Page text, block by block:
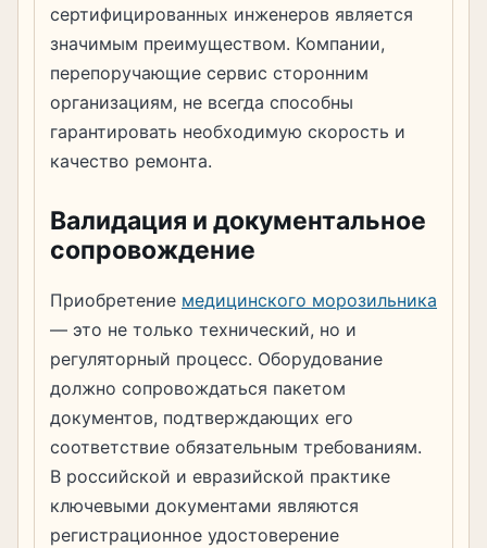
сертифицированных инженеров является
значимым преимуществом. Компании,
перепоручающие сервис сторонним
организациям, не всегда способны
гарантировать необходимую скорость и
качество ремонта.
Валидация и документальное
сопровождение
Приобретение медицинского морозильника
— это не только технический, но и
регуляторный процесс. Оборудование
должно сопровождаться пакетом
документов, подтверждающих его
соответствие обязательным требованиям.
В российской и евразийской практике
ключевыми документами являются
регистрационное удостоверение